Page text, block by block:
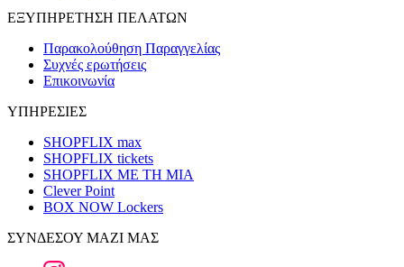
ΕΞΥΠΗΡΕΤΗΣΗ ΠΕΛΑΤΩΝ
Παρακολούθηση Παραγγελίας
Συχνές ερωτήσεις
Επικοινωνία
ΥΠΗΡΕΣΙΕΣ
SHOPFLIX max
SHOPFLIX tickets
SHOPFLIX ΜΕ ΤΗ ΜΙΑ
Clever Point
BOX NOW Lockers
ΣΥΝΔΕΣΟΥ ΜΑΖΙ ΜΑΣ